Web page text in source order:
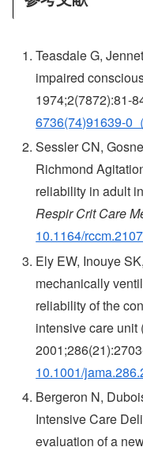
Teasdale G,
impaired
1974;2(7872):81-
6736(74)91639-0
Sessler CN,
Richmond
reliability in adult
Respir Crit Care
10.1164/
Ely EW, Inouye
mechanically
reliability of the
intensive care
10.1001/
Bergeron N,
Intensive Care
evaluation of a